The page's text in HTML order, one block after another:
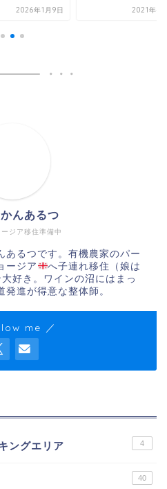
2026年1月9日 2021年4
ジア移住準備中
んあるつ
あるつです。有機農家のパー
ージア
へ子連れ移住（娘は
好き。ワインの沼にはまっ
発進が得意な整体師。
me ／
ングエリア 4
40